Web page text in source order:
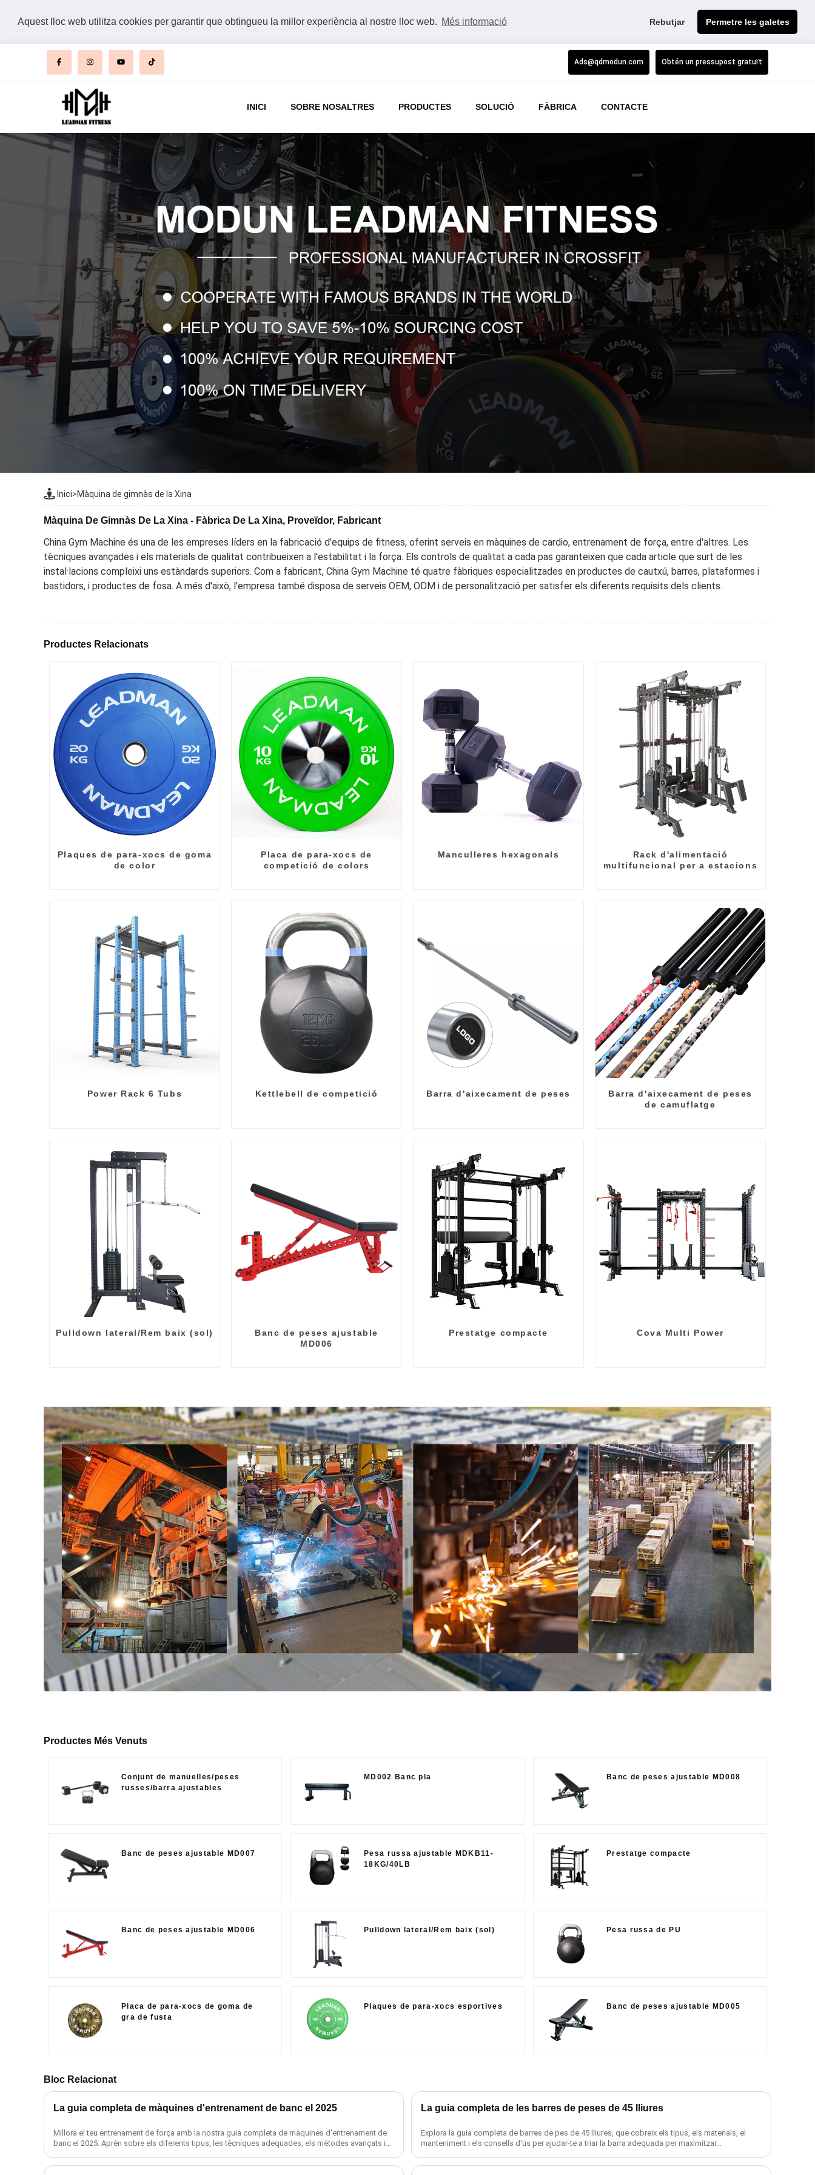
Aquest lloc web utilitza cookies per garantir que obtingueu la millor experiència al nostre lloc web. Més informació Rebutjar Permetre les galetes
Ads@qdmodun.com Obtén un pressupost gratuït
INICI SOBRE NOSALTRES PRODUCTES SOLUCIÓ FÀBRICA CONTACTE
Inici>Màquina de gimnàs de la Xina
Màquina De Gimnàs De La Xina - Fàbrica De La Xina, Proveïdor, Fabricant
China Gym Machine és una de les empreses líders en la fabricació d'equips de fitness, oferint serveis en màquines de cardio, entrenament de força, entre d'altres. Les
tècniques avançades i els materials de qualitat contribueixen a l'estabilitat i la força. Els controls de qualitat a cada pas garanteixen que cada article que surt de les
instal·lacions compleixi uns estàndards superiors. Com a fabricant, China Gym Machine té quatre fàbriques especialitzades en productes de cautxú, barres, plataformes i
bastidors, i productes de fosa. A més d'això, l'empresa també disposa de serveis OEM, ODM i de personalització per satisfer els diferents requisits dels clients.
Productes Relacionats
Plaques de para-xocs de goma
de color
Placa de para-xocs de
competició de colors
Manculleres hexagonals
Rack d'alimentació
multifuncional per a estacions
Power Rack 6 Tubs Kettlebell de competició Barra d'aixecament de peses
Barra d'aixecament de peses
de camuflatge
Pulldown lateral/Rem baix (sol)
Banc de peses ajustable
MD006
Prestatge compacte Cova Multi Power
Productes Més Venuts
Conjunt de manuelles/peses
russes/barra ajustables
MD002 Banc pla Banc de peses ajustable MD008
Banc de peses ajustable MD007
Pesa russa ajustable MDKB11-
18KG/40LB
Prestatge compacte
Banc de peses ajustable MD006 Pulldown lateral/Rem baix (sol) Pesa russa de PU
Placa de para-xocs de goma de
gra de fusta
Plaques de para-xocs esportives Banc de peses ajustable MD005
Bloc Relacionat
La guia completa de màquines d'entrenament de banc el 2025
Millora el teu entrenament de força amb la nostra guia completa de màquines d'entrenament de
banc el 2025. Aprèn sobre els diferents tipus, les tècniques adequades, els mètodes avançats i
La guia completa de les barres de peses de 45 lliures
Explora la guia completa de barres de pes de 45 lliures, que cobreix els tipus, els materials, el
manteniment i els consells d'ús per ajudar-te a triar la barra adequada per maximitzar...